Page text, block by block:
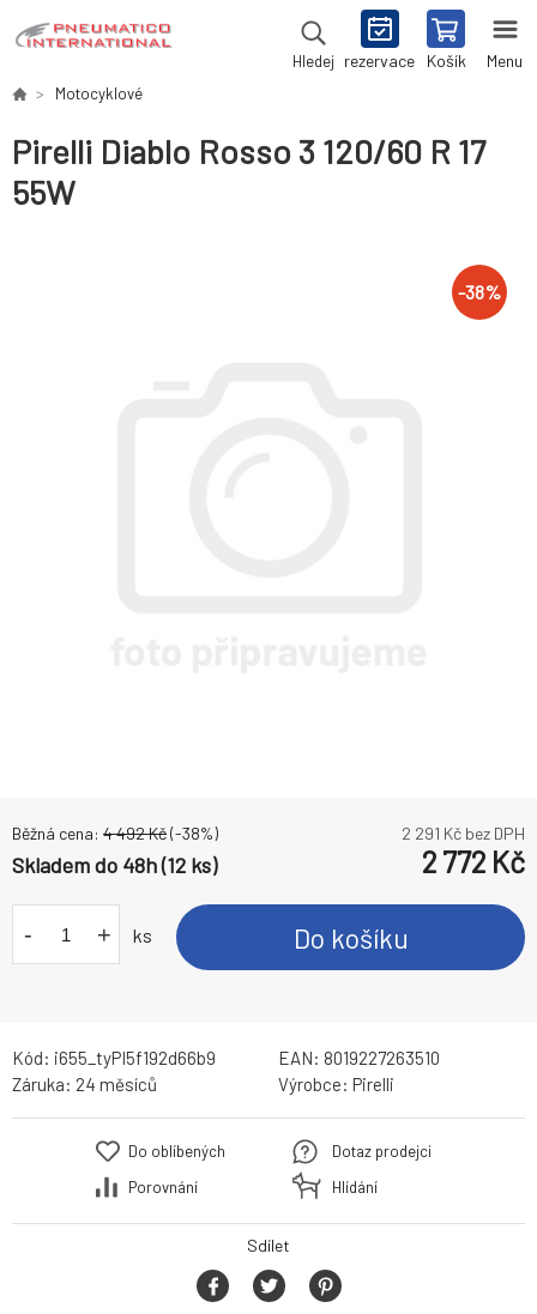
Hledej rezervace Košík Menu
Motocyklové
Pirelli Diablo Rosso 3 120/60 R 17
55W
-38%
Běžná cena: 4 492Kč(-38%) 2 291 Kč bez DPH
Skladem do 48h (12 ks) 2 772 Kč
- + ks Do košíku
Kód: i655_tyPI5f192d66b9 EAN: 8019227263510
Záruka: 24 měsíců Výrobce: Pirelli
Do oblíbených
Porovnání
Dotaz prodejci
Hlídání
Sdílet